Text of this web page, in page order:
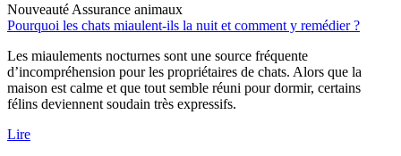
Nouveauté Assurance animaux
Pourquoi les chats miaulent-ils la nuit et comment y remédier ?
Les miaulements nocturnes sont une source fréquente
d’incompréhension pour les propriétaires de chats. Alors que la
maison est calme et que tout semble réuni pour dormir, certains
félins deviennent soudain très expressifs.
Lire